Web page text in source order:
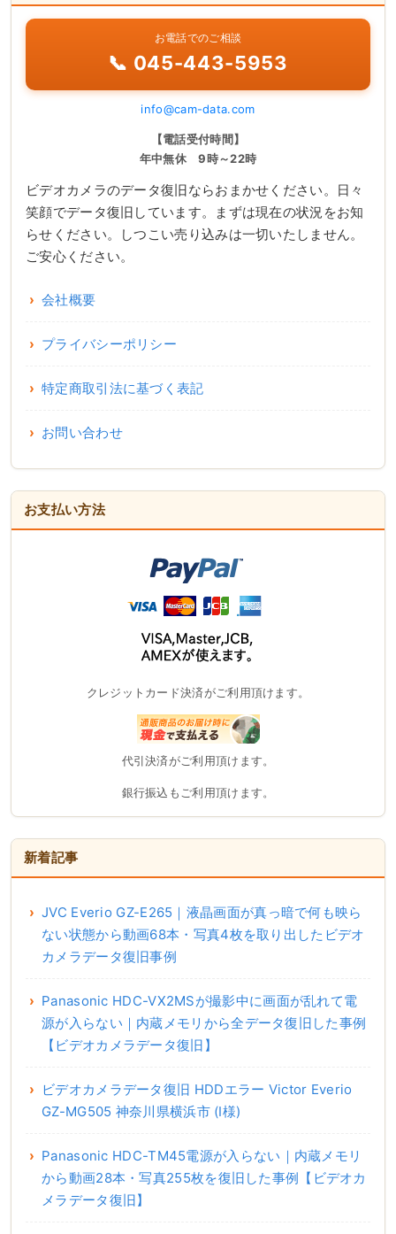
お電話でのご相談
📞 045-443-5953
info@cam-data.com
【電話受付時間】
年中無休 9時～22時
ビデオカメラのデータ復旧ならおまかせください。日々
笑顔でデータ復旧しています。まずは現在の状況をお知
らせください。しつこい売り込みは一切いたしません。
ご安心ください。
会社概要
プライバシーポリシー
特定商取引法に基づく表記
お問い合わせ
お支払い方法
クレジットカード決済がご利用頂けます。
代引決済がご利用頂けます。
銀行振込もご利用頂けます。
新着記事
JVC Everio GZ-E265｜液晶画面が真っ暗で何も映ら
ない状態から動画68本・写真4枚を取り出したビデオ
カメラデータ復旧事例
Panasonic HDC-VX2MSが撮影中に画面が乱れて電
源が入らない｜内蔵メモリから全データ復旧した事例
【ビデオカメラデータ復旧】
ビデオカメラデータ復旧 HDDエラー Victor Everio
GZ-MG505 神奈川県横浜市 (I様)
Panasonic HDC-TM45電源が入らない｜内蔵メモリ
から動画28本・写真255枚を復旧した事例【ビデオカ
メラデータ復旧】